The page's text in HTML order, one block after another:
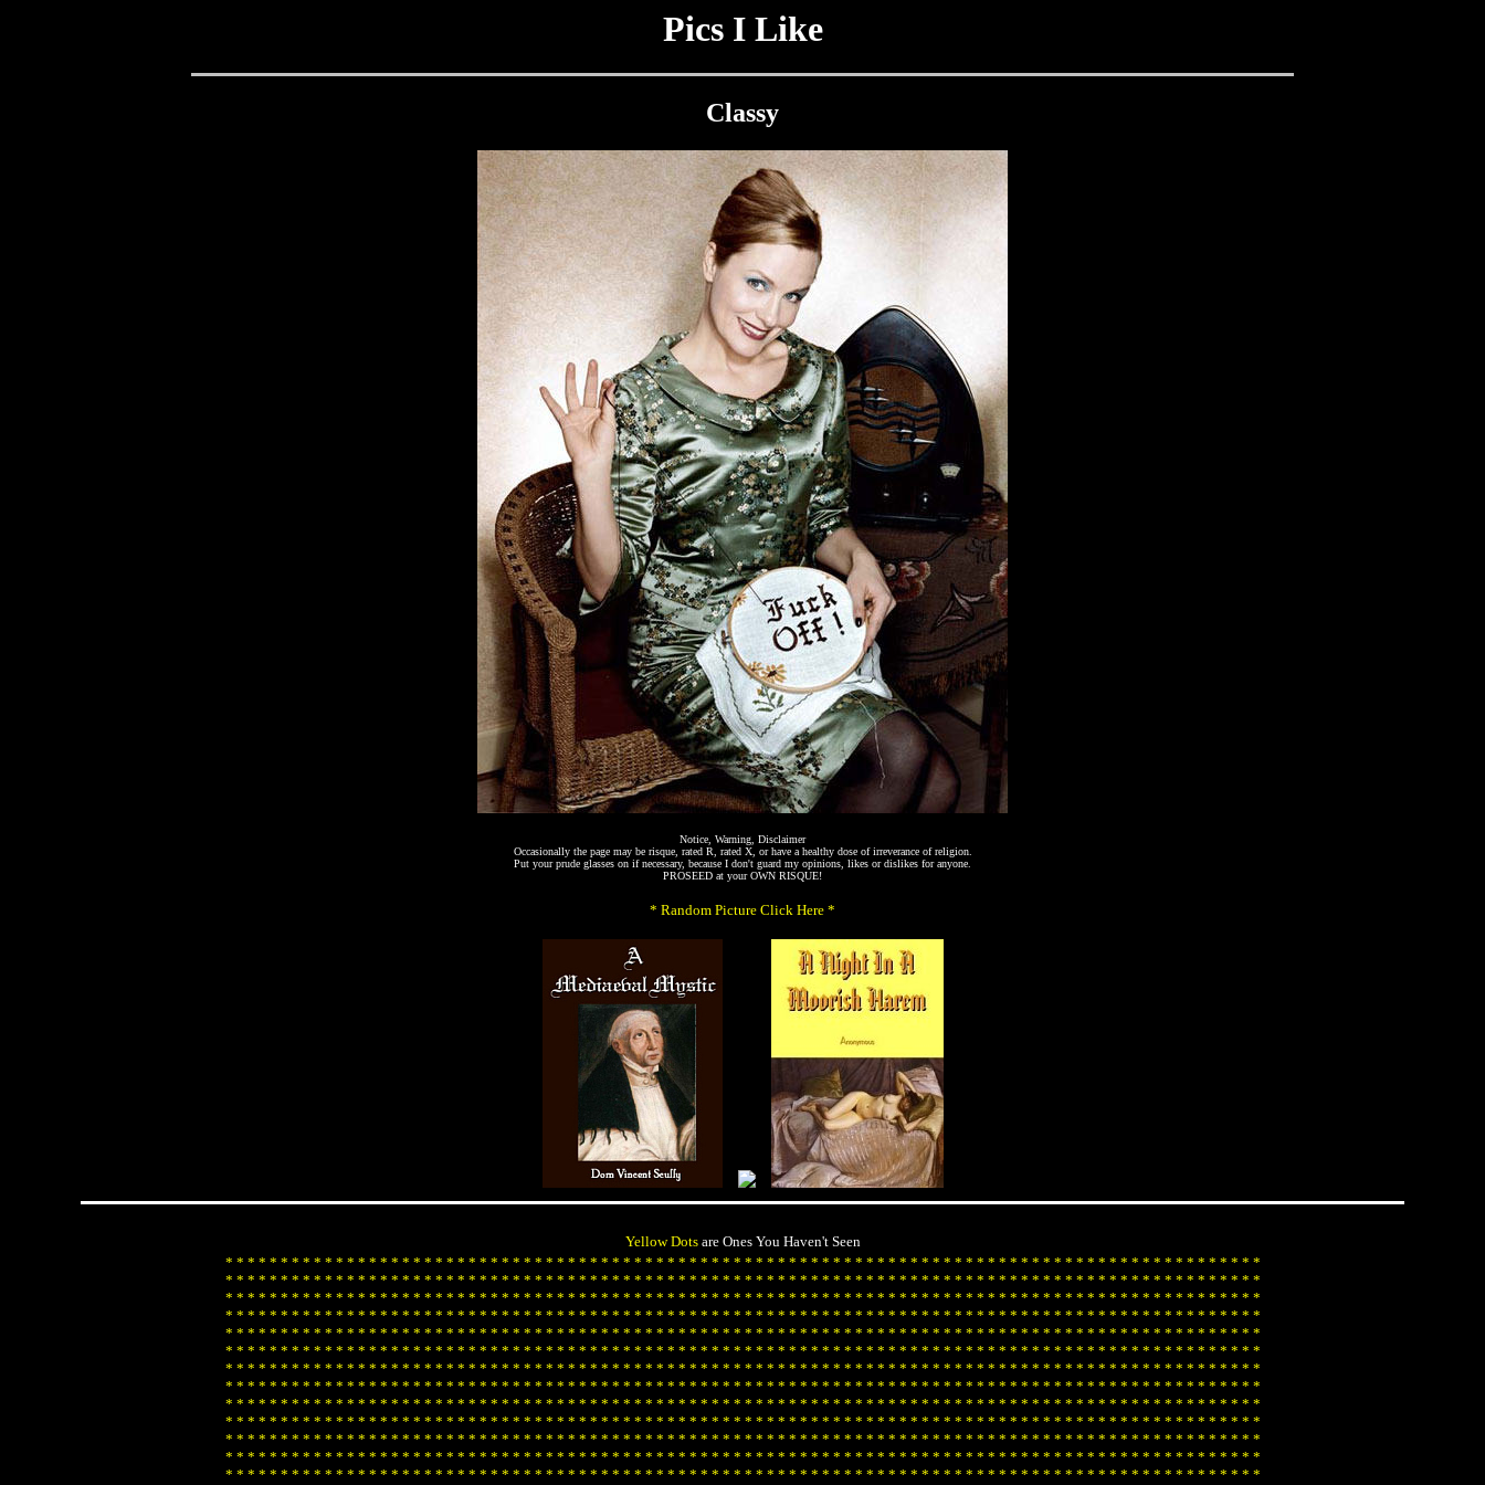
Pics I Like
Classy
Notice, Warning, Disclaimer
Occasionally the page may be risque, rated R, rated X, or have a healthy dose of irreverance of religion.
Put your prude glasses on if necessary, because I don't guard my opinions, likes or dislikes for anyone.
PROSEED at your OWN RISQUE!
* Random Picture Click Here *
Yellow Dotsare Ones You Haven't Seen
* * * * * * * * * * * * * * * * * * * * * * * * * * * * * * * * * * * * * * * * * * * * * * * * * * * * * * * * * * * * * * * * * * * * * * * * * * * * * * * * * * * * * * * * * * * * * *
* * * * * * * * * * * * * * * * * * * * * * * * * * * * * * * * * * * * * * * * * * * * * * * * * * * * * * * * * * * * * * * * * * * * * * * * * * * * * * * * * * * * * * * * * * * * * *
* * * * * * * * * * * * * * * * * * * * * * * * * * * * * * * * * * * * * * * * * * * * * * * * * * * * * * * * * * * * * * * * * * * * * * * * * * * * * * * * * * * * * * * * * * * * * *
* * * * * * * * * * * * * * * * * * * * * * * * * * * * * * * * * * * * * * * * * * * * * * * * * * * * * * * * * * * * * * * * * * * * * * * * * * * * * * * * * * * * * * * * * * * * * *
* * * * * * * * * * * * * * * * * * * * * * * * * * * * * * * * * * * * * * * * * * * * * * * * * * * * * * * * * * * * * * * * * * * * * * * * * * * * * * * * * * * * * * * * * * * * * *
* * * * * * * * * * * * * * * * * * * * * * * * * * * * * * * * * * * * * * * * * * * * * * * * * * * * * * * * * * * * * * * * * * * * * * * * * * * * * * * * * * * * * * * * * * * * * *
* * * * * * * * * * * * * * * * * * * * * * * * * * * * * * * * * * * * * * * * * * * * * * * * * * * * * * * * * * * * * * * * * * * * * * * * * * * * * * * * * * * * * * * * * * * * * *
* * * * * * * * * * * * * * * * * * * * * * * * * * * * * * * * * * * * * * * * * * * * * * * * * * * * * * * * * * * * * * * * * * * * * * * * * * * * * * * * * * * * * * * * * * * * * *
* * * * * * * * * * * * * * * * * * * * * * * * * * * * * * * * * * * * * * * * * * * * * * * * * * * * * * * * * * * * * * * * * * * * * * * * * * * * * * * * * * * * * * * * * * * * * *
* * * * * * * * * * * * * * * * * * * * * * * * * * * * * * * * * * * * * * * * * * * * * * * * * * * * * * * * * * * * * * * * * * * * * * * * * * * * * * * * * * * * * * * * * * * * * *
* * * * * * * * * * * * * * * * * * * * * * * * * * * * * * * * * * * * * * * * * * * * * * * * * * * * * * * * * * * * * * * * * * * * * * * * * * * * * * * * * * * * * * * * * * * * * *
* * * * * * * * * * * * * * * * * * * * * * * * * * * * * * * * * * * * * * * * * * * * * * * * * * * * * * * * * * * * * * * * * * * * * * * * * * * * * * * * * * * * * * * * * * * * * *
* * * * * * * * * * * * * * * * * * * * * * * * * * * * * * * * * * * * * * * * * * * * * * * * * * * * * * * * * * * * * * * * * * * * * * * * * * * * * * * * * * * * * * * * * * * * * *